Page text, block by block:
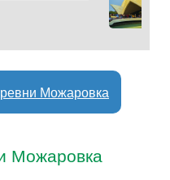
Можаровка
Можаровка